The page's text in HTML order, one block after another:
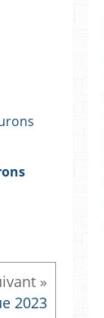
2023